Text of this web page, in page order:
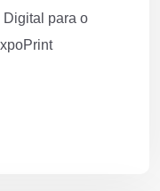
Digital para o